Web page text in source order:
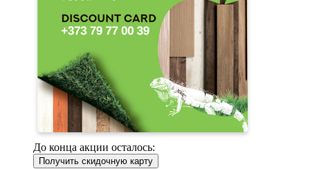
До конца акции осталось:
Получить скидочную карту